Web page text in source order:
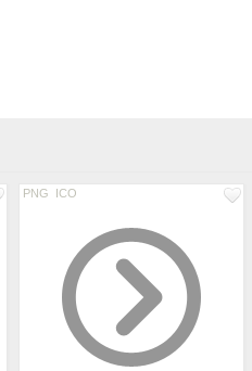
PNG ICO